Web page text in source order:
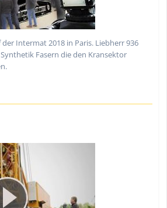
Intermat 2018 in Paris. Liebherr 936
Fasern die den Kransektor